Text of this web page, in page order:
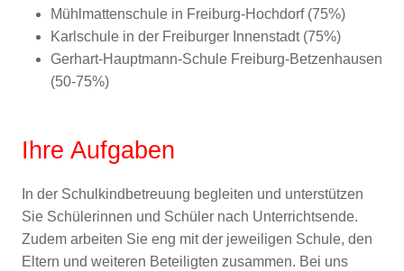
Mühlmattenschule in Freiburg-Hochdorf (75%)
Karlschule in der Freiburger Innenstadt (75%)
Gerhart-Hauptmann-Schule Freiburg-Betzenhausen
(50-75%)
Ihre Aufgaben
In der Schulkindbetreuung begleiten und unterstützen
Sie Schülerinnen und Schüler nach Unterrichtsende.
Zudem arbeiten Sie eng mit der jeweiligen Schule, den
Eltern und weiteren Beteiligten zusammen. Bei uns